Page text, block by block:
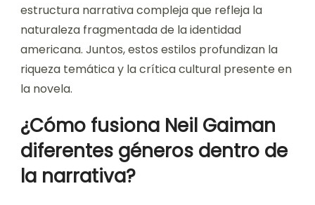
estructura narrativa compleja que refleja la
naturaleza fragmentada de la identidad
americana. Juntos, estos estilos profundizan la
riqueza temática y la crítica cultural presente en
la novela.
¿Cómo fusiona Neil Gaiman
diferentes géneros dentro de
la narrativa?